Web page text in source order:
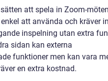
att spela in Zoom-
att använda och kräver
inspelning utan extra
sidan kan externa
funktioner men kan vara
en extra kostnad.